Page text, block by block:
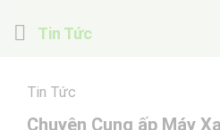
Tin Tức
Tin Tức
Chuyên Cung ấp Máy